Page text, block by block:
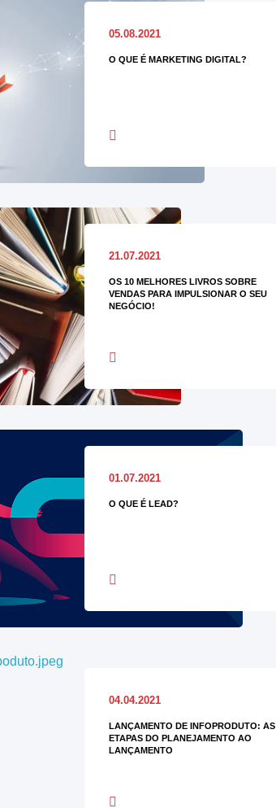
05.08.2021
O QUE É MARKETING DIGITAL?
21.07.2021
OS 10 MELHORES LIVROS SOBRE
VENDAS PARA IMPULSIONAR O SEU
NEGÓCIO!
01.07.2021
O QUE É LEAD?
04.04.2021
LANÇAMENTO DE INFOPRODUTO: AS
ETAPAS DO PLANEJAMENTO AO
LANÇAMENTO